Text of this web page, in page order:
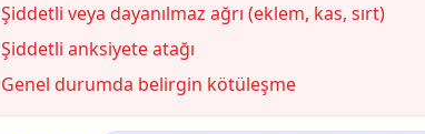
Şiddetli veya dayanılmaz ağrı (eklem, kas, sırt)
Şiddetli anksiyete atağı
Genel durumda belirgin kötüleşme